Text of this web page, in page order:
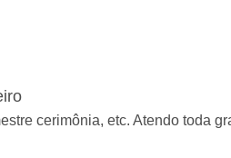
cerimônia, etc. Atendo toda